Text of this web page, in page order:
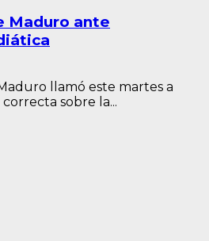
Maduro ante
llamó este martes a
sobre la...